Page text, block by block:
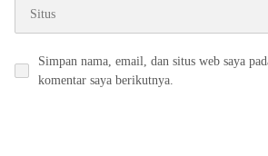
Simpan nama, email, dan situs web saya
komentar saya berikutnya.